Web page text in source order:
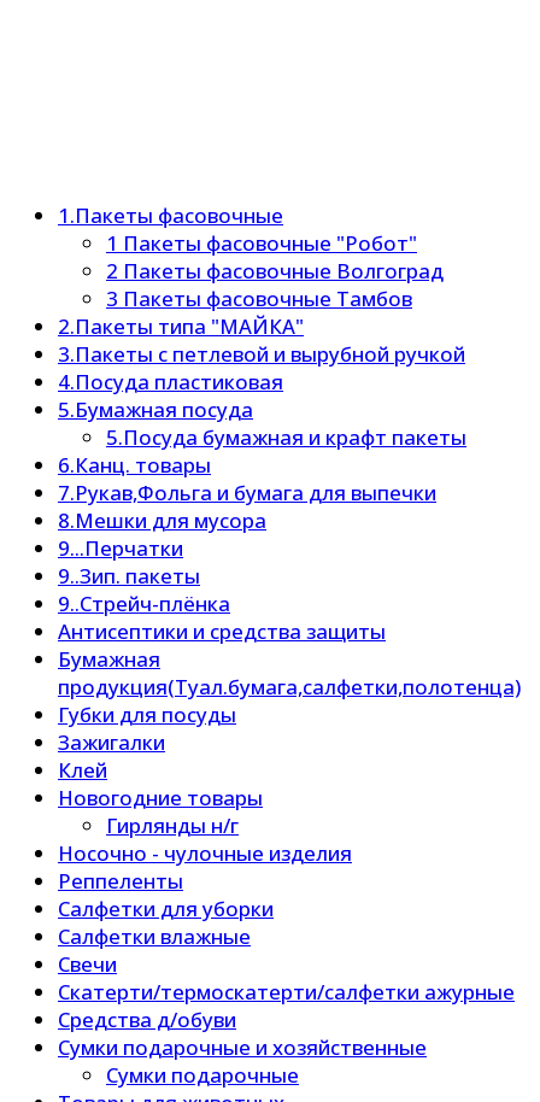
1.Пакеты фасовочные
1 Пакеты фасовочные "Робот"
2 Пакеты фасовочные Волгоград
3 Пакеты фасовочные Тамбов
2.Пакеты типа "МАЙКА"
3.Пакеты с петлевой и вырубной ручкой
4.Посуда пластиковая
5.Бумажная посуда
5.Посуда бумажная и крафт пакеты
6.Канц. товары
7.Рукав,Фольга и бумага для выпечки
8.Мешки для мусора
9...Перчатки
9..Зип. пакеты
9..Стрейч-плёнка
Антисептики и средства защиты
Бумажная
продукция(Туал.бумага,салфетки,полотенца)
Губки для посуды
Зажигалки
Клей
Новогодние товары
Гирлянды н/г
Носочно - чулочные изделия
Реппеленты
Салфетки для уборки
Салфетки влажные
Свечи
Скатерти/термоскатерти/салфетки ажурные
Средства д/обуви
Сумки подарочные и хозяйственные
Сумки подарочные